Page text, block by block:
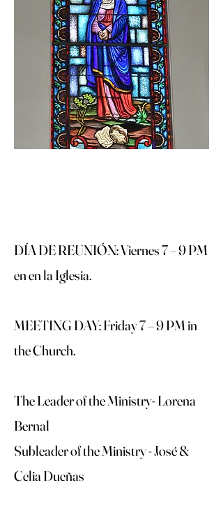
DÍA DE REUNIÓN: Viernes 7 – 9 PM
en en la Iglesia.
MEETING DAY: Friday 7 – 9 PM in
the Church.
The Leader of the Ministry- Lorena
Bernal
Subleader of the Ministry - José &
Celia Dueñas